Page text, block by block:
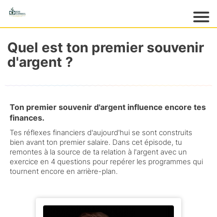
Acc
ueil
M
o
ui
gr
at
Quel est ton premier souvenir
d'argent ?
Ton premier souvenir d'argent influence encore tes
finances.
Tes réflexes financiers d'aujourd'hui se sont construits
bien avant ton premier salaire. Dans cet épisode, tu
remontes à la source de ta relation à l'argent avec un
exercice en 4 questions pour repérer les programmes qui
tournent encore en arrière-plan.